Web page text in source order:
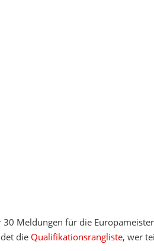
Meldungen für die
die Qualifikationsrangliste, wer